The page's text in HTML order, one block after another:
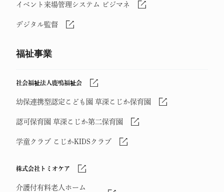
イベント来場管理システム ビジマネ
デジタル監督
福祉事業
社会福祉法人鹿鳴福祉会
幼保連携型認定こども園 草深こじか保育園
認可保育園 草深こじか第二保育園
学童クラブ こじかKIDSクラブ
株式会社トミオケア
介護付有料老人ホーム